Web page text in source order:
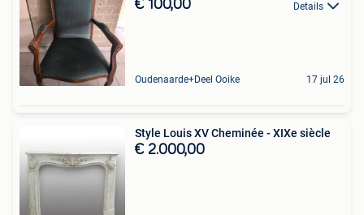
€ 100,00 Details
Oudenaarde+Deel Ooike 17 jul 26
Style Louis XV Cheminée - XIXe siècle
€ 2.000,00